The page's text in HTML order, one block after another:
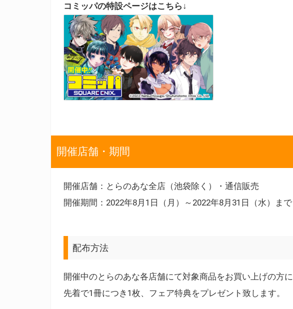
コミッパの特設ページはこちら↓
開催店舗・期間
開催店舗：とらのあな全店（池袋除く）・通信販売
開催期間：2022年8月1日（月）～2022年8月31日（水）まで
配布方法
開催中のとらのあな各店舗にて対象商品をお買い上げの方に
先着で1冊につき1枚、フェア特典をプレゼント致します。